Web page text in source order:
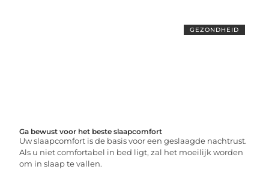
GEZONDHEID
Ga bewust voor het beste slaapcomfort
Uw slaapcomfort is de basis voor een geslaagde nachtrust.
Als u niet comfortabel in bed ligt, zal het moeilijk worden
om in slaap te vallen.